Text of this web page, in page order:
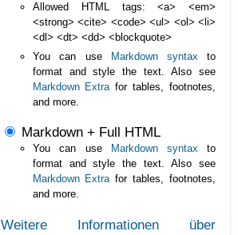
Allowed HTML tags: <a> <em>
<strong> <cite> <code> <ul> <ol> <li>
<dl> <dt> <dd> <blockquote>
You can use
Markdown syntax to
format and style the text. Also see
Markdown Extrafor tables, footnotes,
and more.
Markdown + Full HTML
You can use Markdown syntax to
format and style the text. Also see
Markdown Extra for tables, footnotes,
and more.
Weitere Informationen über